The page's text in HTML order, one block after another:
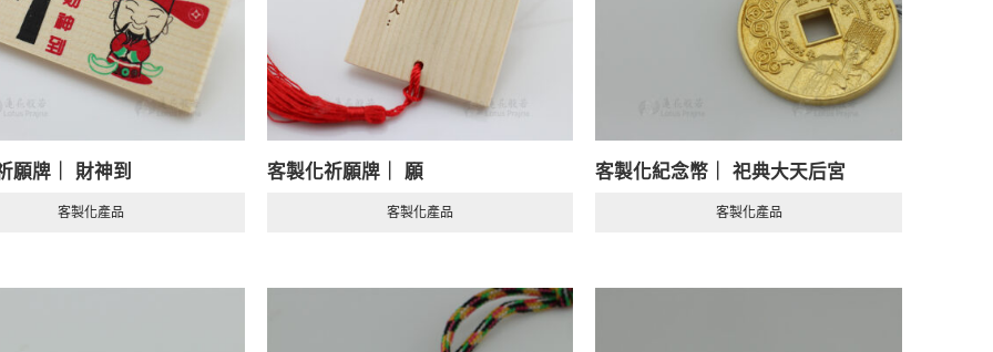
願牌｜ 財神到
客製化產品
客製化祈願牌｜ 願
客製化產品
客製化紀念幣｜ 祀典大天后宮
客製化產品